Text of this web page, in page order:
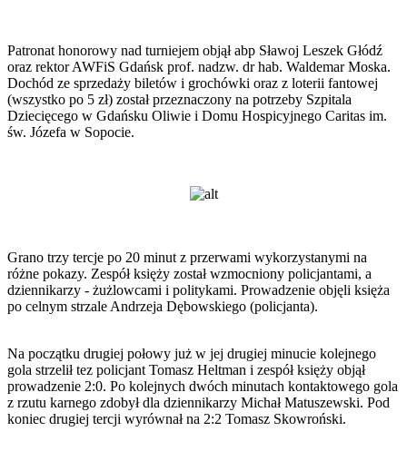
Patronat honorowy nad turniejem objął abp Sławoj Leszek Głódź
oraz rektor AWFiS Gdańsk prof. nadzw. dr hab. Waldemar Moska.
Dochód ze sprzedaży biletów i grochówki oraz z loterii fantowej
(wszystko po 5 zł) został przeznaczony na potrzeby Szpitala
Dziecięcego w Gdańsku Oliwie i Domu Hospicyjnego Caritas im.
św. Józefa w Sopocie.
Grano trzy tercje po 20 minut z przerwami wykorzystanymi na
różne pokazy. Zespół księży został wzmocniony policjantami, a
dziennikarzy - żużlowcami i politykami. Prowadzenie objęli księża
po celnym strzale Andrzeja Dębowskiego (policjanta).
Na początku drugiej połowy już w jej drugiej minucie kolejnego
gola strzelił tez policjant Tomasz Heltman i zespół księży objął
prowadzenie 2:0. Po kolejnych dwóch minutach kontaktowego gola
z rzutu karnego zdobył dla dziennikarzy Michał Matuszewski. Pod
koniec drugiej tercji wyrównał na 2:2 Tomasz Skowroński.